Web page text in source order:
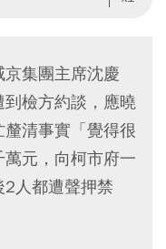
集團主席沈慶
檢方約談，應曉
清事實「覺得很
元，向柯市府一
人都遭聲押禁